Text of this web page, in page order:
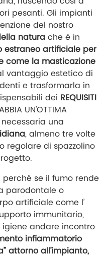
pesanti. Gli impianti
del nostro
naturache è in
artificiale per
come la masticazione
vantaggio estetico di
e trasformarla in
dei REQUISITI
UN’OTTIMA
necessaria una
, almeno tre volte
regolare di spazzolino
perché se il fumo rende
parodontale o
artificiale come l’
immunitario,
andare incontro
infiammatorio
attorno all’impianto,